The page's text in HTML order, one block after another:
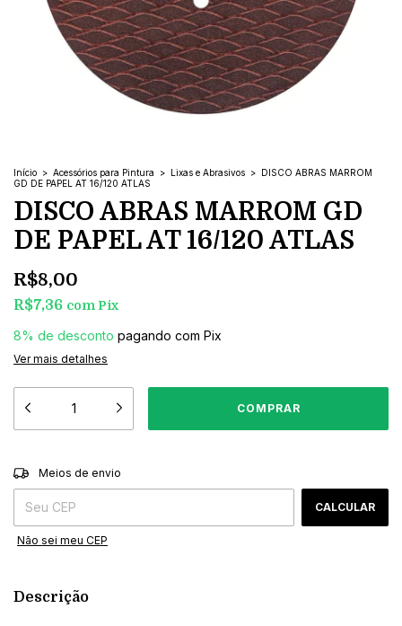
Início > Acessórios para Pintura > Lixas e Abrasivos > DISCO ABRAS MARROM
GD DE PAPEL AT 16/120 ATLAS
DISCO ABRAS MARROM GD
DE PAPEL AT 16/120 ATLAS
R$8,00
R$7,36 com Pix
8% de desconto pagando com Pix
Ver mais detalhes
Entregas para o CEP:
Meios de envio
CALCULAR
Não sei meu CEP
Descrição